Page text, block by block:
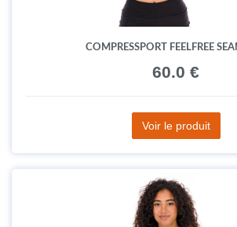
COMPRESSPORT FEELFREE
60.0 €
Voir le produit